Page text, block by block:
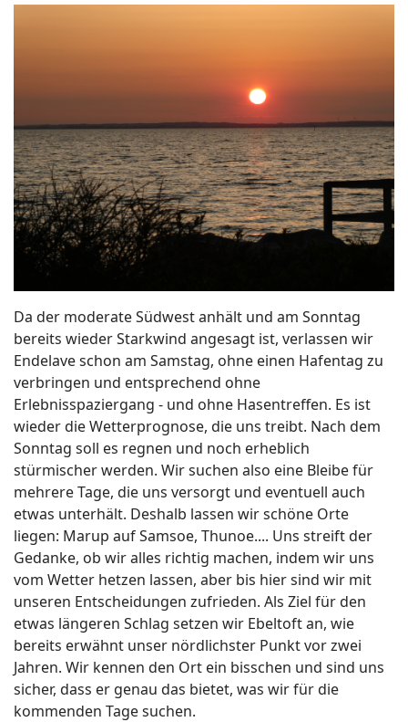
Da der moderate Südwest anhält und am Sonntag
bereits wieder Starkwind angesagt ist, verlassen wir
Endelave schon am Samstag, ohne einen Hafentag zu
verbringen und entsprechend ohne
Erlebnisspaziergang - und ohne Hasentreffen. Es ist
wieder die Wetterprognose, die uns treibt. Nach dem
Sonntag soll es regnen und noch erheblich
stürmischer werden. Wir suchen also eine Bleibe für
mehrere Tage, die uns versorgt und eventuell auch
etwas unterhält. Deshalb lassen wir schöne Orte
liegen: Marup auf Samsoe, Thunoe.... Uns streift der
Gedanke, ob wir alles richtig machen, indem wir uns
vom Wetter hetzen lassen, aber bis hier sind wir mit
unseren Entscheidungen zufrieden. Als Ziel für den
etwas längeren Schlag setzen wir Ebeltoft an, wie
bereits erwähnt unser nördlichster Punkt vor zwei
Jahren. Wir kennen den Ort ein bisschen und sind uns
sicher, dass er genau das bietet, was wir für die
kommenden Tage suchen.